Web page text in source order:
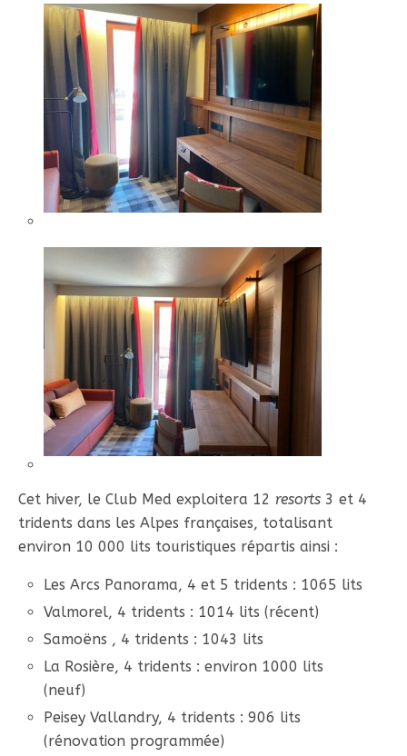
Cet hiver, le Club Med exploitera 12 resorts 3 et 4
tridents dans les Alpes françaises, totalisant
environ 10 000 lits touristiques répartis ainsi :
Les Arcs Panorama, 4 et 5 tridents : 1065 lits
Valmorel, 4 tridents : 1014 lits (récent)
Samoëns , 4 tridents : 1043 lits
La Rosière, 4 tridents : environ 1000 lits
(neuf)
Peisey Vallandry, 4 tridents : 906 lits
(rénovation programmée)